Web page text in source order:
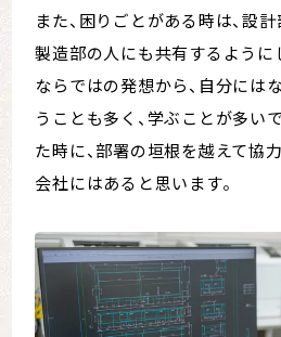
また、困りごとがある時は、設
製造部の人にも共有するように
ならではの発想から、自分には
うことも多く、学ぶことが多い
た時に、部署の垣根を越えて協
会社にはあると思います。